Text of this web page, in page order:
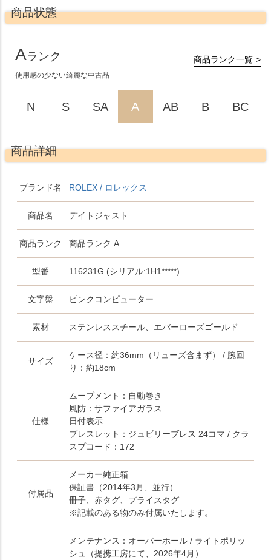
商品状態
Aランク
使用感の少ない綺麗な中古品
商品ランク一覧
N S SA A AB B BC
商品詳細
ブランド名 ROLEX / ロレックス
商品名 デイトジャスト
商品ランク 商品ランク A
型番 116231G (シリアル:1H1*****)
文字盤 ピンクコンピューター
素材 ステンレススチール、エバーローズゴールド
サイズ
ケース径：約36mm（リューズ含まず） / 腕回
り：約18cm
仕様
ムーブメント：自動巻き
風防：サファイアガラス
日付表示
ブレスレット：ジュビリーブレス 24コマ / クラ
スプコード：172
付属品
メーカー純正箱
保証書（2014年3月、並行）
冊子、赤タグ、プライスタグ
※記載のある物のみ付属いたします。
メンテナンス：オーバーホール / ライトポリッ
シュ（提携工房にて、2026年4月）